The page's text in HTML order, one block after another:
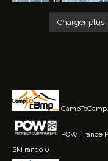
Charger plus
POW France
Ski rando 0